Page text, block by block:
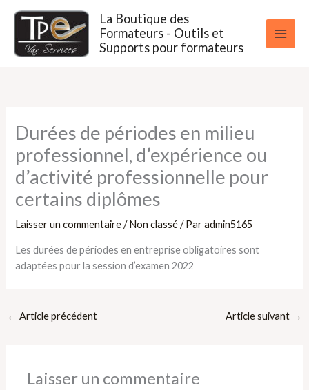
contenu
La Boutique des
Formateurs - Outils et
Supports pour formateurs
Durées de périodes en milieu
professionnel, d’expérience ou
d’activité professionnelle pour
certains diplômes
Laisser un commentaire /Non classé/ Paradmin5165
Les durées de périodes en entreprise obligatoires sont
adaptées pour la session d’examen 2022
← Article précédent Article suivant →
Laisser un commentaire